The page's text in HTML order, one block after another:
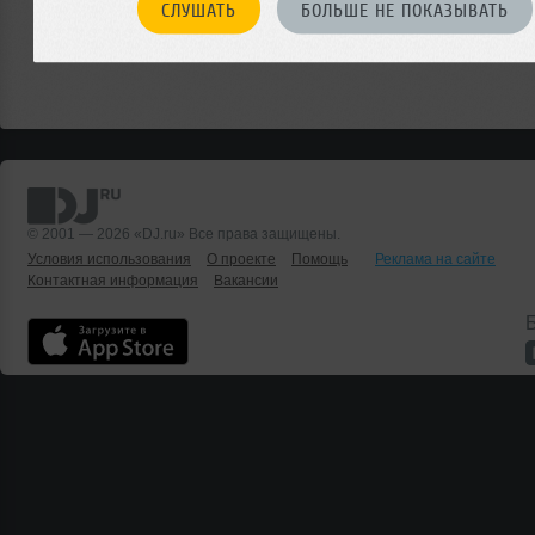
СЛУШАТЬ БОЛЬШЕ НЕ ПОКАЗЫВАТЬ
© 2001 — 2026 «DJ.ru» Все права защищены.
Условия использования
О проекте Помощь
Реклама на сайте
Контактная информация
Вакансии